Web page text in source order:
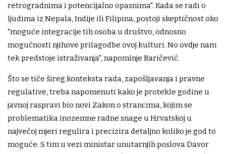
retrogradnima i potencijalno opasnima". Kada se radi o
ljudima iz Nepala, Indije ili Filipina, postoji skeptičnost oko
"moguće integracije tih osoba u društvo, odnosno
mogućnosti njihove prilagodbe ovoj kulturi. No ovdje nam
tek predstoje istraživanja", napominje Baričević.
Što se tiče šireg konteksta rada, zapošljavanja i pravne
regulative, treba napomenuti kako je protekle godine u
javnoj raspravi bio novi Zakon o strancima, kojim se
problematika inozemne radne snage u Hrvatskoj u
najvećoj mjeri regulira i precizira detaljno koliko je god to
moguće. S tim u vezi ministar unutarnjih poslova Davor